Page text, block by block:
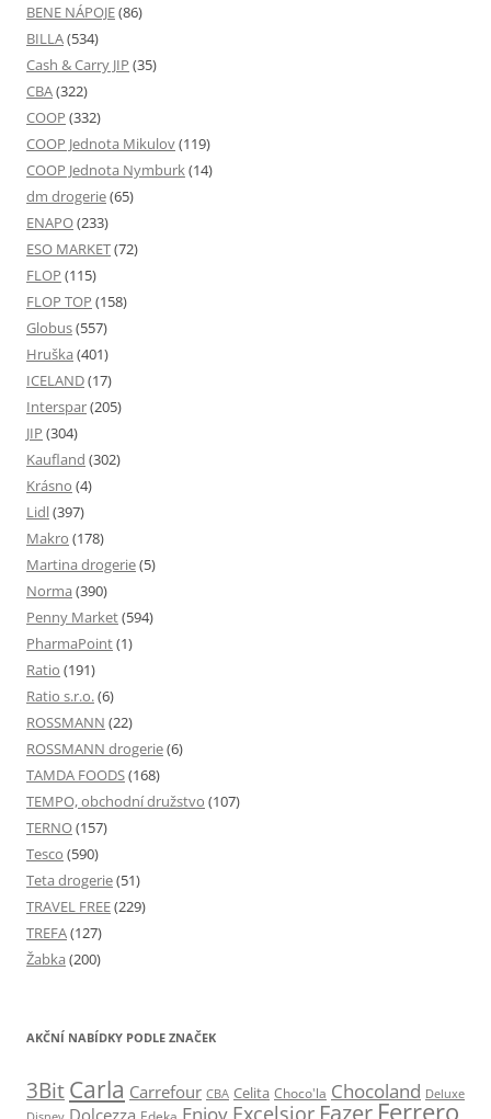
BENE NÁPOJE(86)
BILLA(534)
Cash & Carry JIP (35)
CBA(322)
COOP (332)
COOP Jednota Mikulov(119)
COOP Jednota Nymburk(14)
dm drogerie(65)
ENAPO(233)
ESO MARKET(72)
FLOP (115)
FLOP TOP (158)
Globus(557)
Hruška (401)
ICELAND(17)
Interspar(205)
JIP (304)
Kaufland (302)
Krásno (4)
Lidl(397)
Makro (178)
Martina drogerie(5)
Norma (390)
Penny Market(594)
PharmaPoint(1)
Ratio (191)
Ratio s.r.o.(6)
ROSSMANN (22)
ROSSMANN drogerie(6)
TAMDA FOODS(168)
TEMPO, obchodní družstvo (107)
TERNO(157)
Tesco (590)
Teta drogerie(51)
TRAVEL FREE(229)
TREFA(127)
Žabka (200)
AKČNÍ NABÍDKY PODLE ZNAČEK
3Bit Carla Carrefour CBA Celita Choco'la Chocoland Deluxe
Dolcezza Enjoy Excelsior FazerFerrero